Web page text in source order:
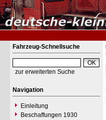
Fahrzeug-Schnellsuche
zur erweiterten Suche
Navigation
Einleitung
Beschaffungen 1930